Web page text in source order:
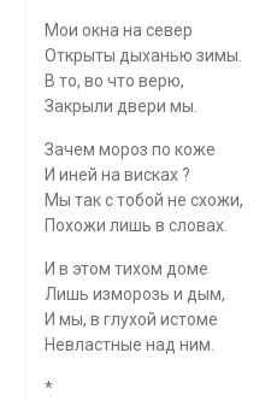
Мои окна на север
Открыты дыханью зимы.
В то, во что верю,
Закрыли двери мы.
Зачем мороз по коже
И иней на висках ?
Мы так с тобой не схожи,
Похожи лишь в словах.
И в этом тихом доме
Лишь изморозь и дым,
И мы, в глухой истоме
Невластные над ним.
*